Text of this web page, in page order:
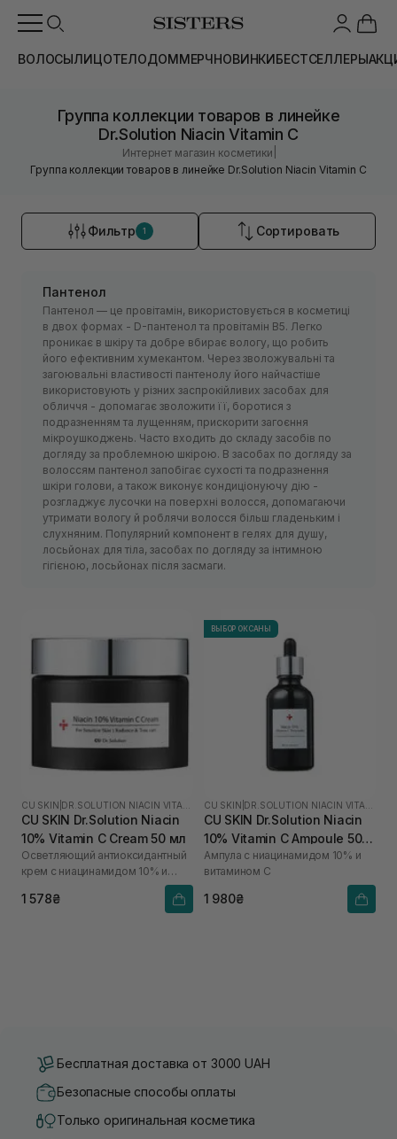
ВОЛОСЫЛИЦОТЕЛОДОММЕРЧНОВИНКИБЕСТСЕЛЛЕРЫ
Группа коллекции товаров в линейке
Dr.Solution Niacin Vitamin C
Интернет магазин косметики
Группа коллекции товаров в линейке Dr.Solution Niacin Vitamin C
Фильтр 1 Сортировать
Пантенол
Пантенол — це провітамін, використовується в косметиці
в двох формах - D-пантенол та провітамін В5. Легко
проникає в шкіру та добре вбирає вологу, що робить
його ефективним хумекантом. Через зволожувальні та
загоювальні властивості пантенолу його найчастіше
використовують у різних заспрокійливих засобах для
обличчя - допомагає зволожити її, боротися з
подразненням та лущенням, прискорити загоєння
мікроушкоджень. Часто входить до складу засобів по
догляду за проблемною шкірою. В засобах по догляду за
волоссям пантенол запобігає сухості та подразнення
шкіри голови, а також виконує кондиціонуючу дію -
розгладжує лусочки на поверхні волосся, допомагаючи
утримати вологу й роблячи волосся більш гладеньким і
слухняним. Популярний компонент в гелях для душу,
лосьйонах для тіла, засобах по догляду за інтимною
гігієною, лосьйонах після засмаги.
CU SKIN
CU SKIN Dr.Solution Niacin
10% Vitamin C Cream 50 мл
Осветляющий антиоксидантный
крем с ниацинамидом 10% и
1 578₴
ВЫБОР ОКСАНЫ
CU SKIN
CU SKIN Dr.Solution Niacin
10% Vitamin C Ampoule 50
мл
Ампула с ниацинамидом 10% и
витамином C
1 980₴
Бесплатная доставка от 3000 UAH
Безопасные способы оплаты
Только оригинальная косметика